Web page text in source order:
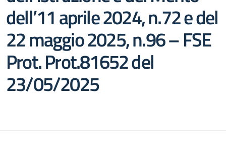
dell’11 aprile 2024, n.72 e del
22 maggio 2025, n.96 – FSE
Prot. Prot.81652 del
23/05/2025